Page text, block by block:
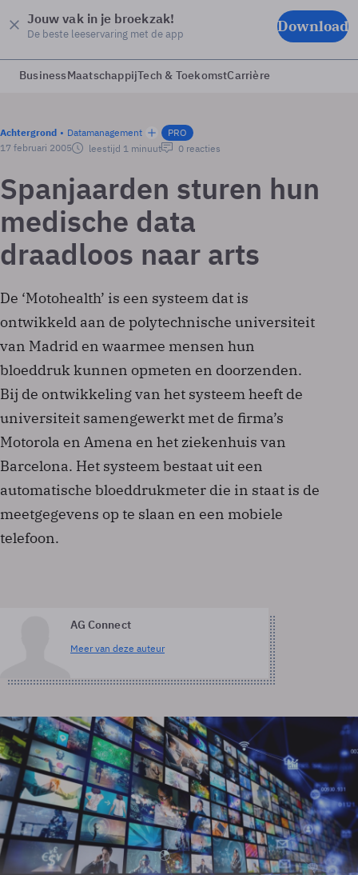
Jouw vak in je broekzak!
De beste leeservaring met de app Download
BusinessMaatschappijTech & ToekomstCarrière
Achtergrond Datamanagement
PRO
17 februari 2005
leestijd 1 minuut 0 reacties
Spanjaarden sturen hun
medische data
draadloos naar arts
De ‘Motohealth’ is een systeem dat is
ontwikkeld aan de polytechnische universiteit
van Madrid en waarmee mensen hun
bloeddruk kunnen opmeten en doorzenden.
Bij de ontwikkeling van het systeem heeft de
universiteit samengewerkt met de firma’s
Motorola en Amena en het ziekenhuis van
Barcelona. Het systeem bestaat uit een
automatische bloeddrukmeter die in staat is de
meetgegevens op te slaan en een mobiele
telefoon.
AG Connect
Meer van deze auteur